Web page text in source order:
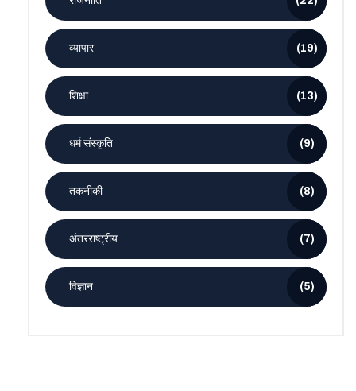
व्यापार (19)
शिक्षा (13)
धर्म संस्कृति (9)
तकनीकी (8)
अंतरराष्ट्रीय (7)
विज्ञान (5)